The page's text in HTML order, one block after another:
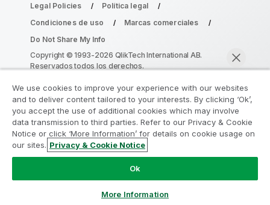
Legal Policies
Política legal
Condiciones de uso
Marcas comerciales
Do Not Share My Info
Copyright © 1993-2026 QlikTech International AB.
Reservados todos los derechos.
Únase al Programa de modernización de
la analítica
Modernícese sin comprometer sus valiosas aplicaciones
de QlikView con el Programa de modernización de la
analítica.
contactar con nosotros:
ampquestions@qlik.com
We use cookies to improve your experience with our websites
and to deliver content tailored to your interests. By clicking ‘Ok’,
you accept the use of additional cookies which may involve
data transmission to third parties. Refer to our Privacy & Cookie
Notice or click ‘More Information’ for details on cookie usage on
our sites. Privacy & Cookie Notice
Ok
More Information